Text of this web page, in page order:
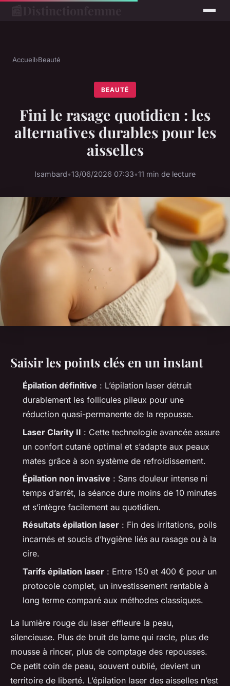
Accueil›Beauté
BEAUTÉ
Fini le rasage quotidien : les
alternatives durables pour les
aisselles
Isambard•13/06/2026 07:33•11 min de lecture
Saisir les points clés en un instant
Épilation définitive : L’épilation laser détruit
durablement les follicules pileux pour une
réduction quasi-permanente de la repousse.
Laser Clarity II : Cette technologie avancée assure
un confort cutané optimal et s’adapte aux peaux
mates grâce à son système de refroidissement.
Épilation non invasive : Sans douleur intense ni
temps d’arrêt, la séance dure moins de 10 minutes
et s’intègre facilement au quotidien.
Résultats épilation laser : Fin des irritations, poils
incarnés et soucis d’hygiène liés au rasage ou à la
cire.
Tarifs épilation laser : Entre 150 et 400 € pour un
protocole complet, un investissement rentable à
long terme comparé aux méthodes classiques.
La lumière rouge du laser effleure la peau,
silencieuse. Plus de bruit de lame qui racle, plus de
mousse à rincer, plus de comptage des repousses.
Ce petit coin de peau, souvent oublié, devient un
territoire de liberté. L’épilation laser des aisselles n’est